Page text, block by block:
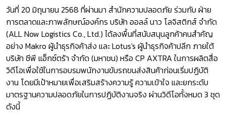
วันที่ 20 มิถุนายน 2568 ที่ผ่านมา สำนักความปลอดภัย ร่วมกับ ฝ่าย
การตลาดและภาพลักษณ์องค์กร บริษัท ออลล์ นาว โลจิสติกส์ จำกัด
(ALL Now Logistics Co., Ltd.) ได้ลงพื้นที่สนับสนุนลูกค้าคนสำคัญ
อย่าง Makro ผู้นำธุรกิจค้าส่ง และ Lotus's ผู้นำธุรกิจค้าปลีก ภายใต้
บริษัท ซีพี แอ็กซ์ตร้า จำกัด (มหาชน) หรือ CP AXTRA ในการผลิตสื่อ
วิดีโอเพื่อใช้ในการอบรมพนักงานขับรถขนส่งสินค้าก่อนเริ่มปฏิบัติ
งาน โดยมีเป้าหมายเพื่อเสริมสร้างความรู้ ความเข้าใจ และยกระดับ
มาตรฐานความปลอดภัยในการปฏิบัติงานจริง ผ่านวิดีโอทั้งหมด 3 ชุด
ดังนี้